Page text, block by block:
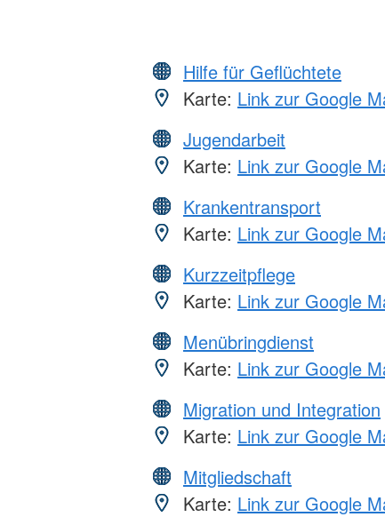
Hilfe für Geflüchtete
Karte: Link zur Google
Jugendarbeit
Karte: Link zur Google
Krankentransport
Karte: Link zur Google
Kurzzeitpflege
Karte: Link zur Google
Menübringdienst
Karte: Link zur Google
Migration und Integration
Karte: Link zur Google
Mitgliedschaft
Karte: Link zur Google